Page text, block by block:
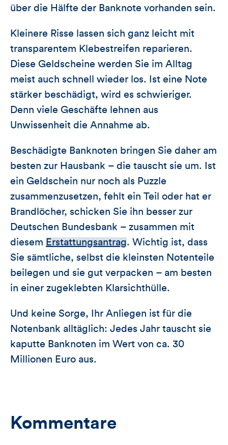
über die Hälfte der Banknote vorhanden sein.
Kleinere Risse lassen sich ganz leicht mit
transparentem Klebestreifen reparieren.
Diese Geldscheine werden Sie im Alltag
meist auch schnell wieder los. Ist eine Note
stärker beschädigt, wird es schwieriger.
Denn viele Geschäfte lehnen aus
Unwissenheit die Annahme ab.
Beschädigte Banknoten bringen Sie daher am
besten zur Hausbank – die tauscht sie um. Ist
ein Geldschein nur noch als Puzzle
zusammenzusetzen, fehlt ein Teil oder hat er
Brandlöcher, schicken Sie ihn besser zur
Deutschen Bundesbank – zusammen mit
diesem Erstattungsantrag. Wichtig ist, dass
Sie sämtliche, selbst die kleinsten Notenteile
beilegen und sie gut verpacken – am besten
in einer zugeklebten Klarsichthülle.
Und keine Sorge, Ihr Anliegen ist für die
Notenbank alltäglich: Jedes Jahr tauscht sie
kaputte Banknoten im Wert von ca. 30
Millionen Euro aus.
Kommentare